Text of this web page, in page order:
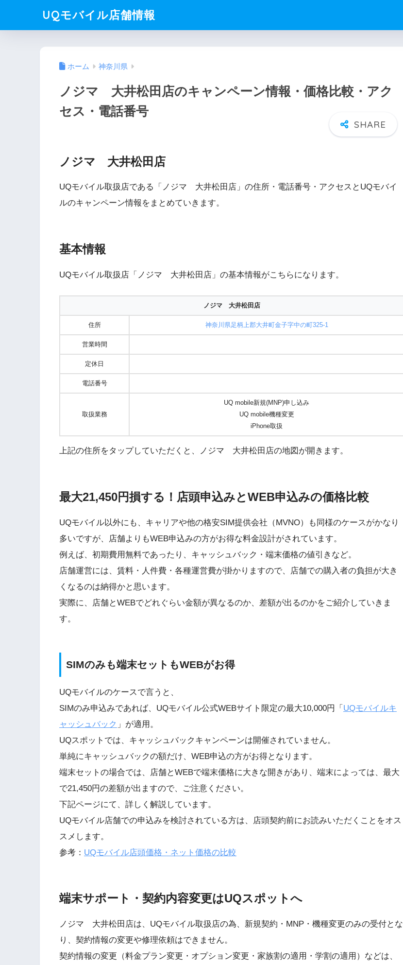
UQモバイル店舗情報
ホーム 神奈川県
ノジマ 大井松田店のキャンペーン情報・価格比較・アク
セス・電話番号
ノジマ 大井松田店
UQモバイル取扱店である「ノジマ 大井松田店」の住所・電話番号・アクセスとUQモバイ
ルのキャンペーン情報をまとめていきます。
基本情報
UQモバイル取扱店「ノジマ 大井松田店」の基本情報がこちらになります。
ノジマ 大井松田店
住所 神奈川県足柄上郡大井町金子字中の町325-1
営業時間
定休日
電話番号
取扱業務
UQ mobile新規(MNP)申し込み
UQ mobile機種変更
iPhone取扱
上記の住所をタップしていただくと、ノジマ 大井松田店の地図が開きます。
最大21,450円損する！店頭申込みとWEB申込みの価格比較
UQモバイル以外にも、キャリアや他の格安SIM提供会社（MVNO）も同様のケースがかなり
多いですが、店舗よりもWEB申込みの方がお得な料金設計がされています。
例えば、初期費用無料であったり、キャッシュバック・端末価格の値引きなど。
店舗運営には、賃料・人件費・各種運営費が掛かりますので、店舗での購入者の負担が大き
くなるのは納得かと思います。
実際に、店舗とWEBでどれぐらい金額が異なるのか、差額が出るのかをご紹介していきま
す。
SIMのみも端末セットもWEBがお得
UQモバイルのケースで言うと、
SIMのみ申込みであれば、UQモバイル公式WEBサイト限定の最大10,000円「 UQモバイルキ
ャッシュバック 」が適用。
UQスポットでは、キャッシュバックキャンペーンは開催されていません。
単純にキャッシュバックの額だけ、WEB申込の方がお得となります。
端末セットの場合では、店舗とWEBで端末価格に大きな開きがあり、端末によっては、最大
で21,450円の差額が出ますので、ご注意ください。
下記ページにて、詳しく解説しています。
UQモバイル店舗での申込みを検討されている方は、店頭契約前にお読みいただくことをオス
スメします。
参考： UQモバイル店頭価格・ネット価格の比較
端末サポート・契約内容変更はUQスポットへ
ノジマ 大井松田店は、UQモバイル取扱店の為、新規契約・MNP・機種変更のみの受付とな
り、契約情報の変更や修理依頼はできません。
契約情報の変更（料金プラン変更・オプション変更・家族割の適用・学割の適用）などは、